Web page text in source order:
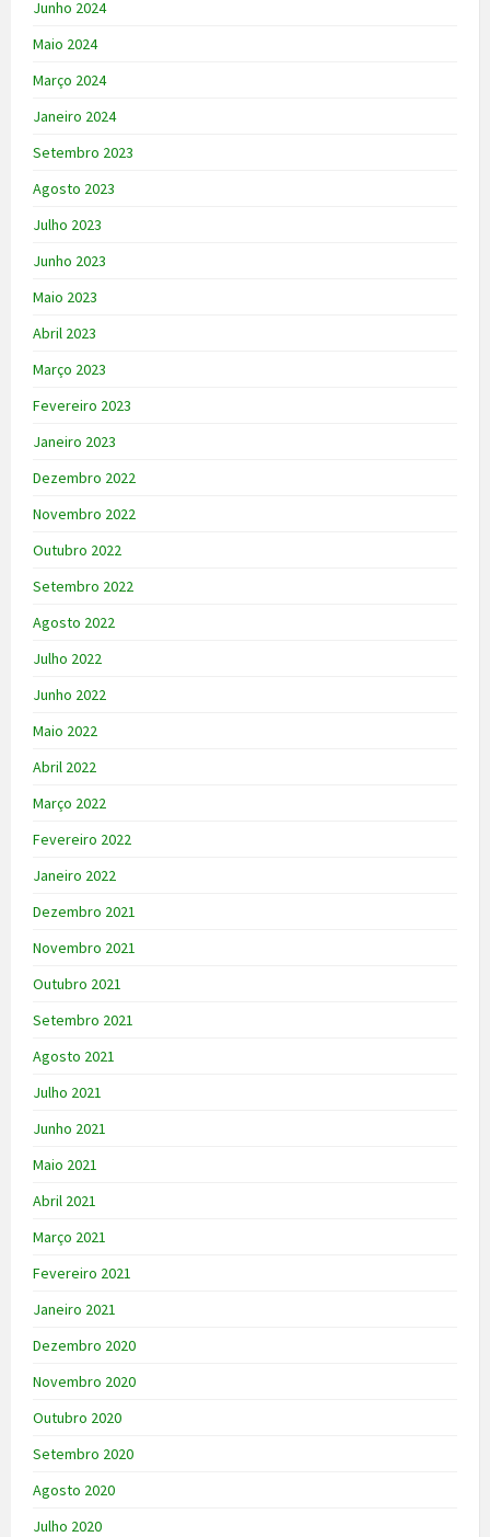
Junho 2024
Maio 2024
Março 2024
Janeiro 2024
Setembro 2023
Agosto 2023
Julho 2023
Junho 2023
Maio 2023
Abril 2023
Março 2023
Fevereiro 2023
Janeiro 2023
Dezembro 2022
Novembro 2022
Outubro 2022
Setembro 2022
Agosto 2022
Julho 2022
Junho 2022
Maio 2022
Abril 2022
Março 2022
Fevereiro 2022
Janeiro 2022
Dezembro 2021
Novembro 2021
Outubro 2021
Setembro 2021
Agosto 2021
Julho 2021
Junho 2021
Maio 2021
Abril 2021
Março 2021
Fevereiro 2021
Janeiro 2021
Dezembro 2020
Novembro 2020
Outubro 2020
Setembro 2020
Agosto 2020
Julho 2020